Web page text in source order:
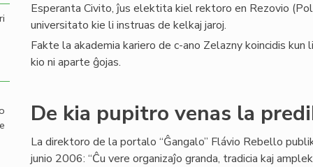
Esperanta Civito, ĵus elektita kiel rektoro en Rezovio
universitato kie li instruas de kelkaj jaroj.
Fakte la akademia kariero de c-ano Zelazny koincidis
kio ni aparte ĝojas.
De kia pupitro venas la
La direktoro de la portalo “Ĝangalo” Flávio Rebello
junio 2006: “Ĉu vere organizaĵo granda, tradicia kaj